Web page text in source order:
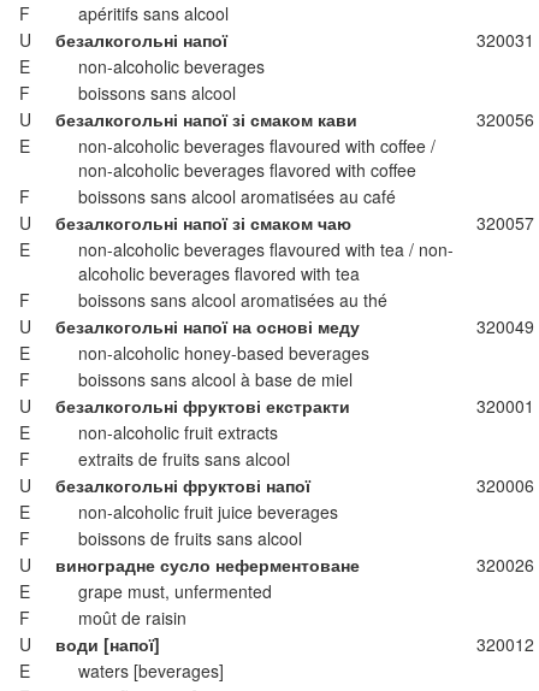
F
apéritifs sans alcool
U
безалкогольні напої
320031
E
non-alcoholic beverages
F
boissons sans alcool
U
безалкогольні напої зі смаком кави
320056
E
non-alcoholic beverages flavoured with coffee /
non-alcoholic beverages flavored with coffee
F
boissons sans alcool aromatisées au café
U
безалкогольні напої зі смаком чаю
320057
E
non-alcoholic beverages flavoured with tea / non-
alcoholic beverages flavored with tea
F
boissons sans alcool aromatisées au thé
U
безалкогольні напої на основі меду
320049
E
non-alcoholic honey-based beverages
F
boissons sans alcool à base de miel
U
безалкогольні фруктові екстракти
320001
E
non-alcoholic fruit extracts
F
extraits de fruits sans alcool
U
безалкогольні фруктові напої
320006
E
non-alcoholic fruit juice beverages
F
boissons de fruits sans alcool
U
виноградне сусло неферментоване
320026
E
grape must, unfermented
F
moût de raisin
U
води [напої]
320012
E
waters [beverages]